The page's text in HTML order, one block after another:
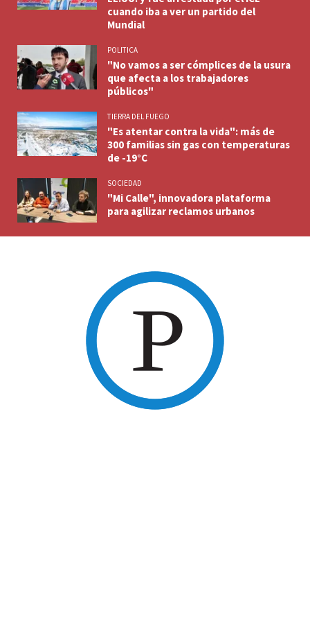
cuando iba a ver un partido del
Mundial
POLITICA
"No vamos a ser cómplices de la usura
que afecta a los trabajadores
públicos"
TIERRA DEL FUEGO
"Es atentar contra la vida": más de
300 familias sin gas con temperaturas
de -19°C
SOCIEDAD
"Mi Calle", innovadora plataforma
para agilizar reclamos urbanos